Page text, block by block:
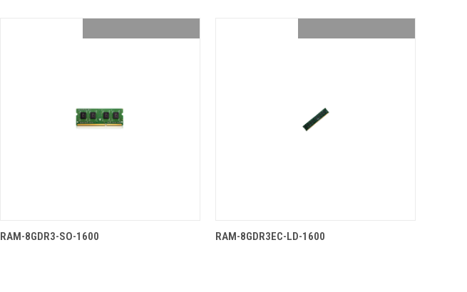
TOEVOEGEN AAN WINKELMANDJE
RAM-8GDR3-SO-1600 TOEVOEGEN AAN WINKELMANDJE
RAM-8GDR3EC-LD-1600